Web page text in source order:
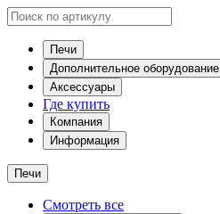
Печи
Дополнительное оборудование
Аксессуары
Где купить
Компания
Информация
Печи
Смотреть все